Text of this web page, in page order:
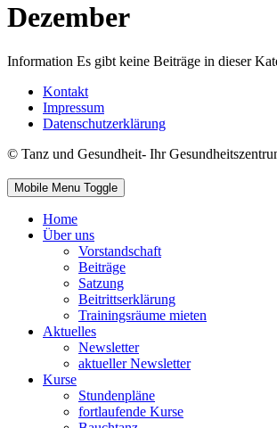
Dezember
Information Es gibt keine Beiträge in dieser
Kontakt
Impressum
Datenschutzerklärung
© Tanz und Gesundheit- Ihr
Mobile Menu Toggle
Home
Über uns
Vorstandschaft
Beiträge
Satzung
Beitrittserklärung
Trainingsräume mieten
Aktuelles
Newsletter
aktueller Newsletter
Kurse
Stundenpläne
fortlaufende Kurse